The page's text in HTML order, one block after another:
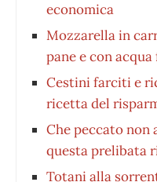
economica
Mozzarella in
pane e con
Cestini farciti e
ricetta del
Che peccato non
questa prelibata
Totani alla